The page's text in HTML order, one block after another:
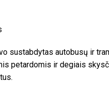
sustabdytas autobusų ir
petardomis ir degiais